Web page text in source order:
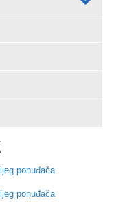
ponuđača
ponuđača